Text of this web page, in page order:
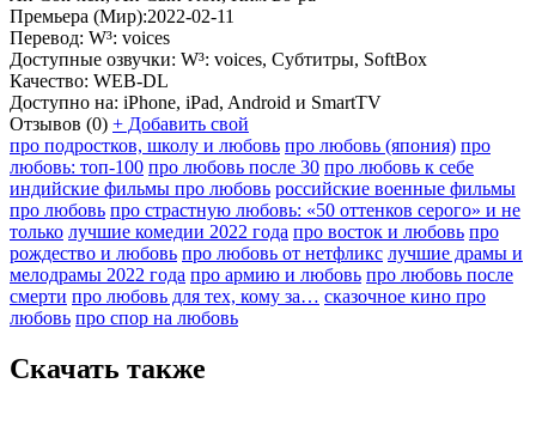
Премьера (Мир):2022-02-11
Перевод: W³: voices
Доступные озвучки: W³: voices, Субтитры, SoftBox
Качество: WEB-DL
Доступно на: iPhone, iPad, Android и SmartTV
Отзывов (0) + Добавить свой
про подростков, школу и любовь про любовь (япония) про
любовь: топ-100 про любовь после 30 про любовь к себе
индийские фильмы про любовь российские военные фильмы
про любовь про страстную любовь: «50 оттенков серого» и не
только лучшие комедии 2022 года про восток и любовь про
рождество и любовь про любовь от нетфликс лучшие драмы и
мелодрамы 2022 года про армию и любовь про любовь после
смерти про любовь для тех, кому за… сказочное кино про
любовь про спор на любовь
Скачать также